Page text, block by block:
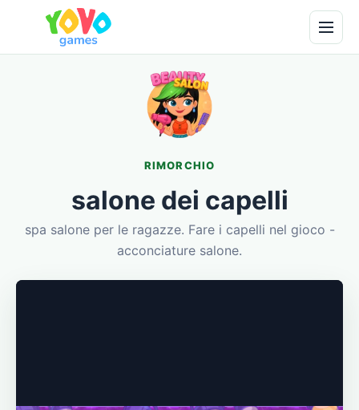
RIMORCHIO
salone dei capelli
spa salone per le ragazze. Fare i capelli nel gioco -
acconciature salone.